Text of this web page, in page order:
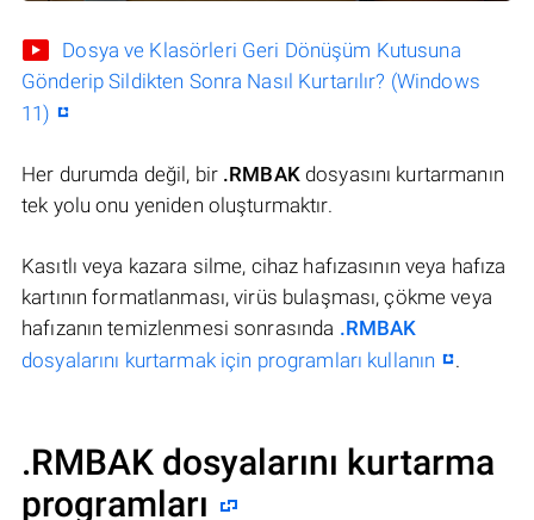
Dosya ve Klasörleri Geri Dönüşüm Kutusuna
Gönderip Sildikten Sonra Nasıl Kurtarılır? (Windows
11)
Her durumda değil, bir .RMBAKdosyasını kurtarmanın
tek yolu onu yeniden oluşturmaktır.
Kasıtlı veya kazara silme, cihaz hafızasının veya hafıza
kartının formatlanması, virüs bulaşması, çökme veya
hafızanın temizlenmesi sonrasında .RMBAK
dosyalarını kurtarmak için programları kullanın
.
.RMBAK dosyalarını kurtarma
programları